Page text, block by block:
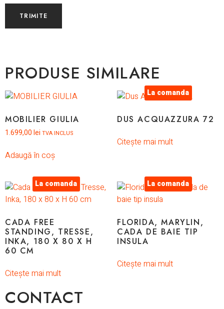
PRODUSE SIMILARE
MOBILIER GIULIA
1.699,00 lei TVA INCLUS
Adaugă în coș
La comanda
DUS ACQUAZZURA 72
Citește mai mult
La comanda
CADA FREE
STANDING, TRESSE,
INKA, 180 X 80 X H
60 CM
Citește mai mult
La comanda
FLORIDA, MARYLIN,
CADA DE BAIE TIP
INSULA
Citește mai mult
CONTACT